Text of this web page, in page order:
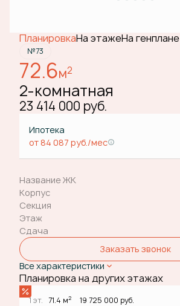
ПланировкаНа этажеНа генплане
№73
72.6м2
2-комнатная
23 414 000 руб.
Ипотека
от 84 087 руб./мес
Название ЖК
Корпус
Секция
Этаж
Сдача
Заказать звонок
Все характеристики
Планировка на других этажах
1 эт. 71.4 м2 19 725 000 руб.